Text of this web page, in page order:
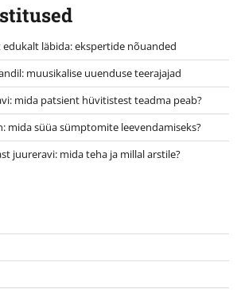
edukalt läbida: ekspertide nõuanded
muusikalise uuenduse teerajajad
mida patsient hüvitistest teadma peab?
mida süüa sümptomite leevendamiseks?
juureravi: mida teha ja millal arstile?